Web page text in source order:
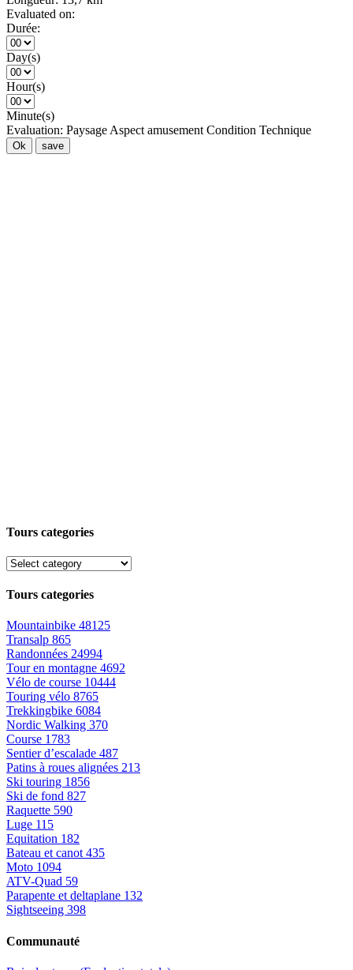
Evaluated on:
Durée:
Day(s)
Hour(s)
Minute(s)
Evaluation: Paysage Aspect amusement Condition Technique
Ok save
Tours categories
Tours categories
Mountainbike 48125
Transalp 865
Randonnées 24994
Tour en montagne 4692
Vélo de course 10444
Touring vélo 8765
Trekkingbike 6084
Nordic Walking 370
Course 1783
Sentier d’escalade 487
Patins à roues alignées 213
Ski touring 1856
Ski de fond 827
Raquette 590
Luge 115
Equitation 182
Bateau et canot 435
Moto 1094
ATV-Quad 59
Parapente et deltaplane 132
Sightseeing 398
Communauté